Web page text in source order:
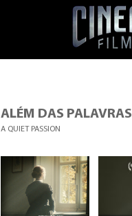
ALÉM DAS PALAVRAS
A QUIET PASSION